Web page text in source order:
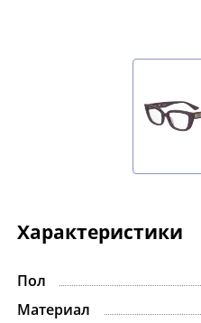
Характеристики
Пол
Материал